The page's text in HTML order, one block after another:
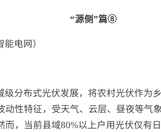
“源侧”篇⑧
电网）
级分布式光伏发展，将农村光伏作为
动性特征，受天气、云层、昼夜等气
而，当前县域80%以上户用光伏仅有